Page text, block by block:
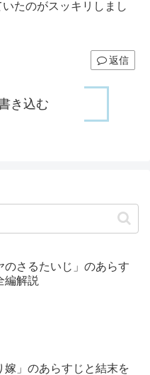
たのがスッキリしまし
返信
き込む
のさるたいじ」のあらす
編解説
嫁」のあらすじと結末を